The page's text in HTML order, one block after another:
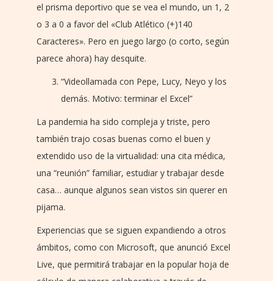
el prisma deportivo que se vea el mundo, un 1, 2
o 3 a 0 a favor del «Club Atlético (+)140
Caracteres». Pero en juego largo (o corto, según
parece ahora) hay desquite.
“Videollamada con Pepe, Lucy, Neyo y los
demás. Motivo: terminar el Excel”
La pandemia ha sido compleja y triste, pero
también trajo cosas buenas como el buen y
extendido uso de la virtualidad: una cita médica,
una “reunión” familiar, estudiar y trabajar desde
casa… aunque algunos sean vistos sin querer en
pijama.
Experiencias que se siguen expandiendo a otros
ámbitos, como con Microsoft, que anunció Excel
Live, que permitirá trabajar en la popular hoja de